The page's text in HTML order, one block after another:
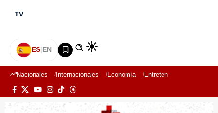
TV
ES|EN
Nacionales Internacionales Economía Entretenimiento